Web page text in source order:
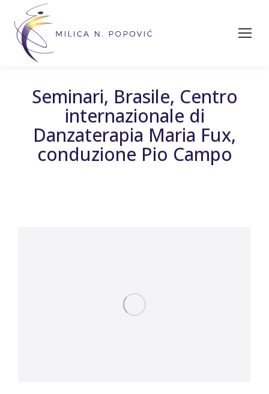
Seminari, Brasile, Centro
internazionale di
Danzaterapia Maria Fux,
conduzione Pio Campo